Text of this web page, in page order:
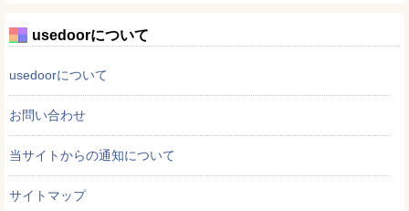
usedoorについて
usedoorについて
お問い合わせ
当サイトからの通知について
サイトマップ